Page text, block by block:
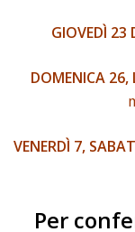
GIOVEDÌ 23
DOMENICA 26,
VENERDÌ 7,
Per